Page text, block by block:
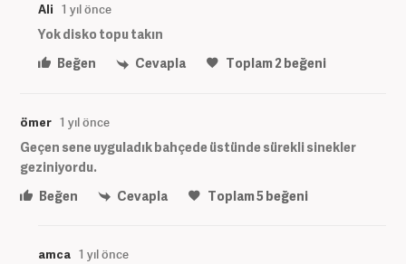
Ali 1 yıl önce
Yok disko topu takın
Beğen
Cevapla Toplam2beğeni
ömer 1 yıl önce
Geçen sene uyguladık bahçede üstünde sürekli sinekler
geziniyordu.
Beğen
Cevapla Toplam5beğeni
amca 1 yıl önce